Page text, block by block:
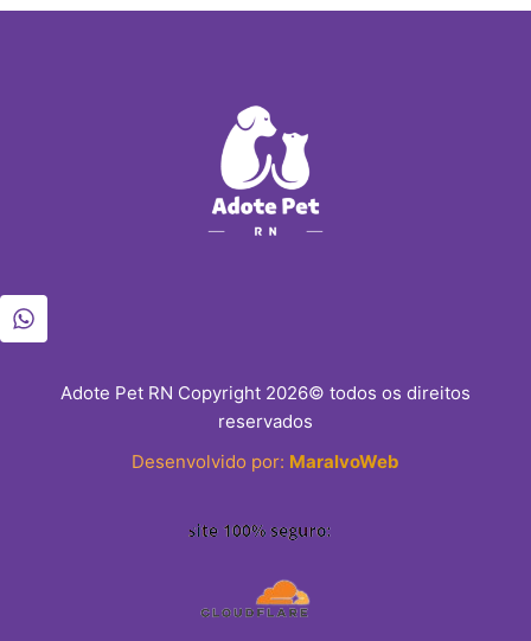
Adote Pet RN Copyright 2026© todos os direitos
reservados
Desenvolvido por: MaralvoWeb